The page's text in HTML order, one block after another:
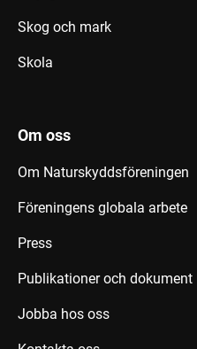
Skog och mark
Skola
Om oss
Om Naturskyddsföreningen
Föreningens globala arbete
Press
Publikationer och dokument
Jobba hos oss